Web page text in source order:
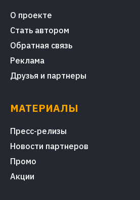
О проекте
Стать автором
Обратная связь
Реклама
Друзья и партнеры
МАТЕРИАЛЫ
Пресс-релизы
Новости партнеров
Промо
Акции